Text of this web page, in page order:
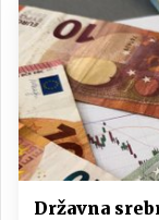
Državna